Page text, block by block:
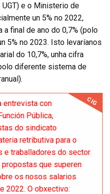
e o Ministerio de
un 5% no 2022,
a final de ano do 0,7% (polo
5% no 2023. Isto levaríanos
do 10,7%, unha cifra
diferente sistema de
CIG
entrevista con
Pública,
do sindicato
retributiva para o
e traballadores do sector
que superen
os nosos salarios
2022. O obxectivo: